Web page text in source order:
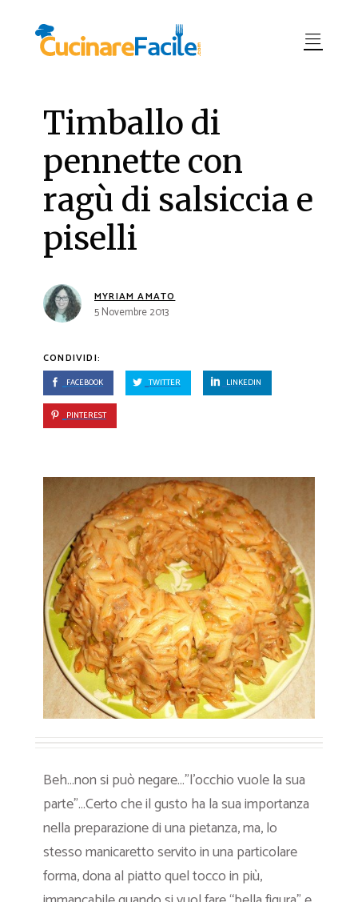
Timballo di
pennette con
ragù di salsiccia e
piselli
MYRIAM AMATO
5 Novembre 2013
CONDIVIDI:
FACEBOOK TWITTER LINKEDIN
PINTEREST
Beh…non si può negare…”l’occhio vuole la sua
parte”…Certo che il gusto ha la sua importanza
nella preparazione di una pietanza, ma, lo
stesso manicaretto servito in una particolare
forma, dona al piatto quel tocco in più,